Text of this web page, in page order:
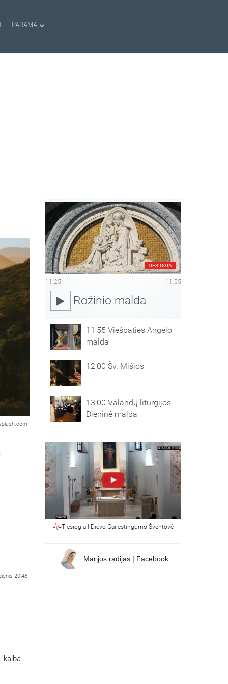
PARAMA
20:48
kalba
TIESIOGIAI
11:25 11:55
Rožinio malda
11:55 Viešpaties Angelo
malda
12:00 Šv. Mišios
13:00 Valandų liturgijos
Dieninė malda
Tiesiogiai! Dievo Gailestingumo Šventovė
Marijos radijas | Facebook